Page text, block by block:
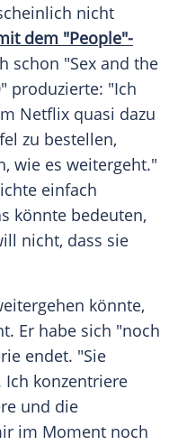
nicht
dem "People"-
schon "Sex and the
produzierte: "Ich
Netflix quasi dazu
zu bestellen,
wie es weitergeht."
einfach
könnte bedeuten,
nicht, dass sie
könnte,
Er habe sich "noch
endet. "Sie
konzentriere
und die
im Moment noch